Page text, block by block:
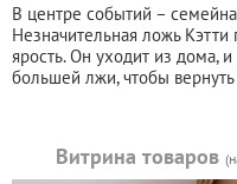
В центре событий –
Незначительная ложь
ярость. Он уходит из дома,
большей лжи, чтобы
Витрина товаров